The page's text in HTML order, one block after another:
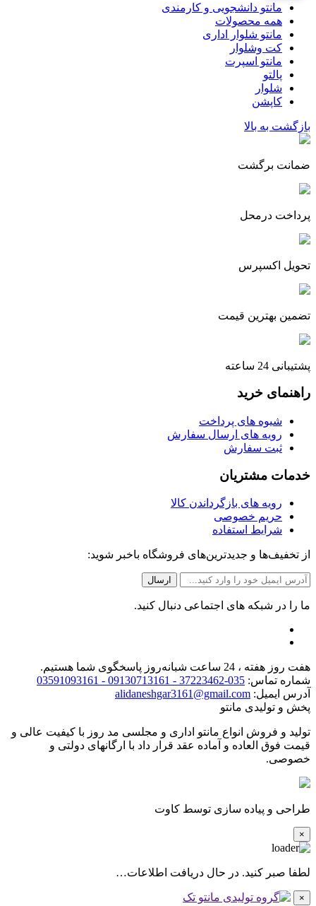
مانتو دانشجویی و کارمندی
همه محصولات
مانتو شلوار اداری
کت وشلوار
مانتو اسپرت
پالتو
شلوار
کاپشن
بازگشت به بالا
ضمانت برگشت
پرداخت درمحل
تحویل اکسپرس
تضمین بهترین قیمت
پشتیبانی 24 ساعته
راهنمای خرید
شیوه های پرداخت
رویه های ارسال سفارش
ثبت سفارش
خدمات مشتریان
رویه های بازگرداندن کالا
حریم خصوصی
شرایط استفاده
از تخفیف‌ها و جدیدترین‌های فروشگاه باخبر شوید:
ما را در شبکه های اجتماعی دنبال کنید.
هفت روز هفته ، 24 ساعت شبانه‌روز پاسخگوی شما هستیم.
شماره تماس: 035-37223462 - 09130713161 - 03591093161
آدرس ایمیل: alidaneshgar3161@gmail.com
پخش و تولیدی مانتو
تولید و فروش انواع مانتو اداری و مجلسی مد روز با کیفیت عالی و
قیمت فوق العاده و آماده عقد قرار داد با ارگانهای دولتی و
خصوصی.
طراحی و پیاده سازی توسط کاوت
×
لطفا صبر کنید. در حال دریافت اطلاعات…
×